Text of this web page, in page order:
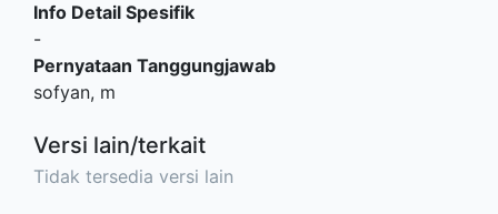
Info Detail Spesifik
-
Pernyataan Tanggungjawab
sofyan, m
Versi lain/terkait
Tidak tersedia versi lain